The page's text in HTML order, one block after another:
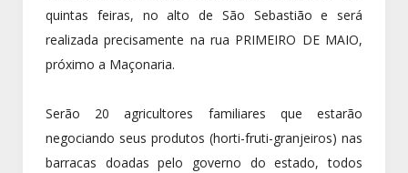
quintas feiras, no alto de São Sebastião e será
realizada precisamente na rua PRIMEIRO DE MAIO,
próximo a Maçonaria.
Serão 20 agricultores familiares que estarão
negociando seus produtos (horti-fruti-granjeiros) nas
barracas doadas pelo governo do estado, todos